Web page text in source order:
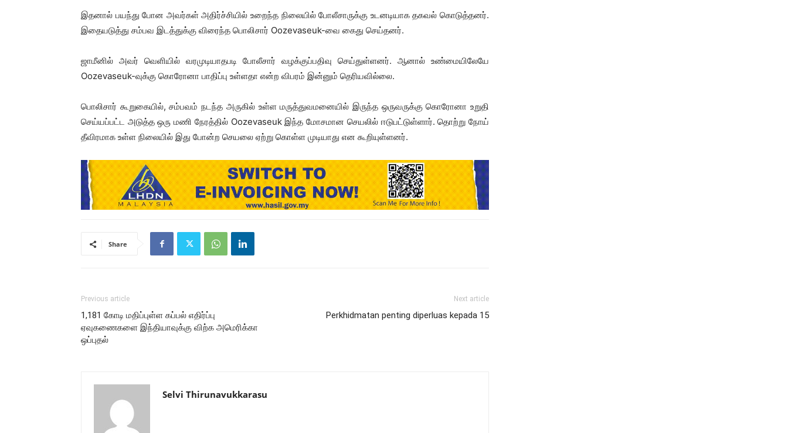
இதனால் பயந்து போன அவர்கள் அதிர்ச்சியில் உறைந்த நிலையில் போலீசாருக்கு உடனடியாக தகவல் கொடுத்தனர்.
இதையடுத்து சம்பவ இடத்துக்கு விரைந்த பொலிசார் Oozevaseuk-வை கைது செய்தனர்.
ஜாமீனில் அவர் வெளியில் வரமுடியாதபடி போலீசார் வழக்குப்பதிவு செய்துள்ளனர். ஆனால் உண்மையிலேயே
Oozevaseuk-வுக்கு கொரோனா பாதிப்பு உள்ளதா என்ற விபரம் இன்னும் தெரியவில்லை.
பொலிசார் கூறுகையில், சம்பவம் நடந்த அருகில் உள்ள மருத்துவமனையில் இருந்த ஒருவருக்கு கொரோனா உறுதி
செய்யப்பட்ட அடுத்த ஒரு மணி நேரத்தில் Oozevaseuk இந்த மோசமான செயலில் ஈடுபட்டுள்ளார். தொற்று நோய்
தீவிரமாக உள்ள நிலையில் இது போன்ற செயலை ஏற்று கொள்ள முடியாது என கூறியுள்ளனர்.
Share
Previous article
1,181 கோடி மதிப்புள்ள கப்பல் எதிர்ப்பு
ஏவுகணைகளை இந்தியாவுக்கு விற்க அமெரிக்கா
ஒப்புதல்
Next article
Perkhidmatan penting diperluas kepada 15
Selvi Thirunavukkarasu